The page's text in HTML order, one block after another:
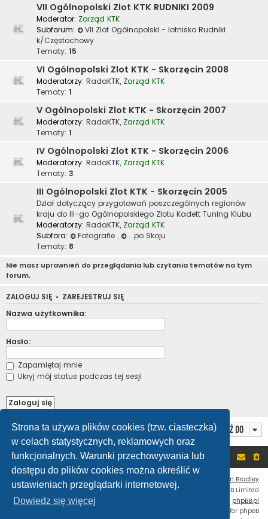
Strona ta używa plików cookies (tzw. ciasteczka)
w celach statystycznych, reklamowych oraz
funkcjonalnych. Warunki przechowywania lub
dostępu do plików cookies można określić w
ustawieniach przeglądarki internetowej.
Dowiedz się więcej
VII Ogólnopolski Zlot KTK RUDNIKI 2009
Moderator: Zarząd KTK
Subforum:
VII Zlot Ogólnopolski - lotnisko Rudniki
k/Częstochowy
Tematy: 15
VI Ogólnopolski Zlot KTK - Skorzęcin 2008
Moderatorzy: RadaKTK, Zarząd KTK
Tematy: 1
V Ogólnopolski Zlot KTK - Skorzęcin 2007
Moderatorzy: RadaKTK, Zarząd KTK
Tematy: 1
IV Ogólnopolski Zlot KTK - Skorzęcin 2006
Moderatorzy: RadaKTK, Zarząd KTK
Tematy: 3
III Ogólnopolski Zlot KTK - Skorzęcin 2005
Dział dotyczący przygotowań poszczególnych regionów
kraju do III-go Ogólnopolskiego Zlotu Kadett Tuning Klubu
Moderatorzy: RadaKTK, Zarząd KTK
Subfora:
Fotografie ,
...po Skoju
Tematy: 8
Nie masz uprawnień do przeglądania lub czytania tematów na tym
forum.
ZALOGUJ SIĘ • ZAREJESTRUJ SIĘ
Nazwa użytkownika:
Hasło:
Zapamiętaj mnie
Ukryj mój status podczas tej sesji
Przejdź do
Portal Forum
Ian Bradley
Technologię dostarczaphpBB® Forum Software © phpBB Limited
phpBB.pl
extension for phpBB